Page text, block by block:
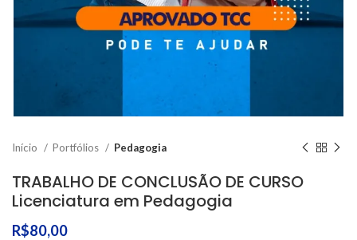
Início Portfólios Pedagogia
TRABALHO DE CONCLUSÃO DE CURSO
Licenciatura em Pedagogia
R$80,00